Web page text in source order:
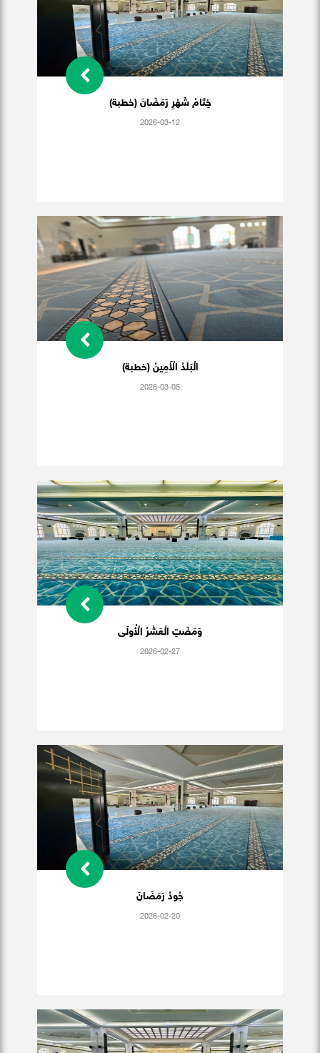
خِتَامُ شَهْرِ رَمَضَانَ (خطبة)
2026-03-12
الْبَلَدُ الْأَمِينُ (خطبة)
2026-03-05
وَمَضَتِ الْعَشْرُ الْأُولَى
2026-02-27
جُودُ رَمَضَانَ
2026-02-20